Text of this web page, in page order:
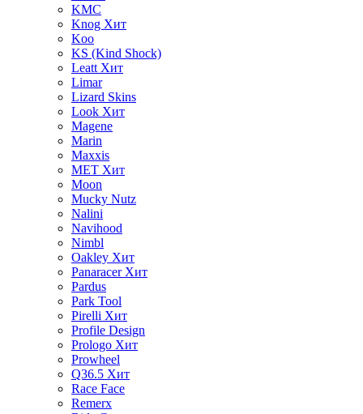
KMC
Knog Хит
Koo
KS (Kind Shock)
Leatt Хит
Limar
Lizard Skins
Look Хит
Magene
Marin
Maxxis
MET Хит
Moon
Mucky Nutz
Nalini
Navihood
Nimbl
Oakley Хит
Panaracer Хит
Pardus
Park Tool
Pirelli Хит
Profile Design
Prologo Хит
Prowheel
Q36.5 Хит
Race Face
Remerx